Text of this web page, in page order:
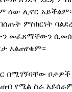
ሰው ሊኖር
ምስክርነት
መፈጸማቸውን
አልጠየቁም።
በሚገኝባቸው ቦታዎች
የሚል ስራ